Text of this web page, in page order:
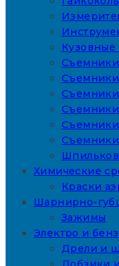
Кузовные
Съемники
Химические
Краски
Шарнирно-
Зажимы
Электро и
Дрели и